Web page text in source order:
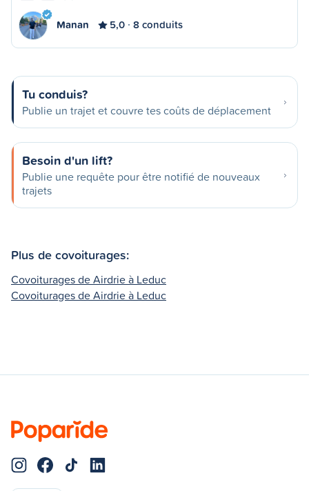
Manan 5,0 8 conduits
Tu conduis?
Publie un trajet et couvre tes coûts de déplacement
Besoin d'un lift?
Publie une requête pour être notifié de nouveaux
trajets
Plus de covoiturages:
Covoiturages de Airdrie à Leduc
Covoiturages de Airdrie à Leduc